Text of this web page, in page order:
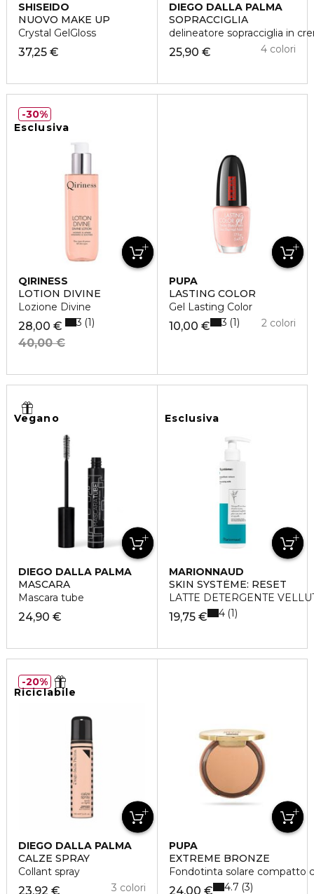
SHISEIDO
NUOVO MAKE UP
Crystal GelGloss
37,25 €
DIEGO DALLA PALMA
SOPRACCIGLIA
delineatore sopracciglia in
25,90 € 4 colori
Esclusiva
QIRINESS
LOTION DIVINE
Lozione Divine
28,00 €
40,00 €
3 1
30%
PUPA
LASTING COLOR
Gel Lasting Color
10,00 € 2 colori
3 1
Vegano
DIEGO DALLA PALMA
MASCARA
Mascara tube
24,90 €
Esclusiva
MARIONNAUD
SKIN SYSTÈME: RESET
LATTE DETERGENTE
19,75 € 4 1
Riciclabile
DIEGO DALLA PALMA
CALZE SPRAY
Collant spray
23,92 € 3 colori
20%
PUPA
EXTREME BRONZE
Fondotinta solare compatto
24,00 € 4.7 3